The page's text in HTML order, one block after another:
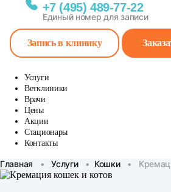
+7 (495) 489-77-22
Единый номер для записи
Запись в клинику
Услуги
Ветклиники
Врачи
Цены
Акции
Стационары
Контакты
Главная • Услуги • Кошки •